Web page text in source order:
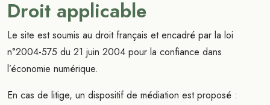
Droit applicable
Le site est soumis au droit français et encadré par la loi
n°2004-575 du 21 juin 2004 pour la confiance dans
l’économie numérique.
En cas de litige, un dispositif de médiation est proposé :